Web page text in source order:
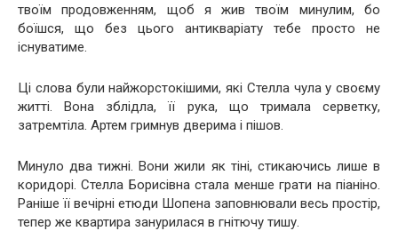
твоїм продовженням, щоб я жив твоїм минулим, бо
боїшся, що без цього антикваріату тебе просто не
існуватиме.
Ці слова були найжорстокішими, які Стелла чула у своєму
житті. Вона зблідла, її рука, що тримала серветку,
затремтіла. Артем гримнув дверима і пішов.
Минуло два тижні. Вони жили як тіні, стикаючись лише в
коридорі. Стелла Борисівна стала менше грати на піаніно.
Раніше її вечірні етюди Шопена заповнювали весь простір,
тепер же квартира занурилася в гнітючу тишу.